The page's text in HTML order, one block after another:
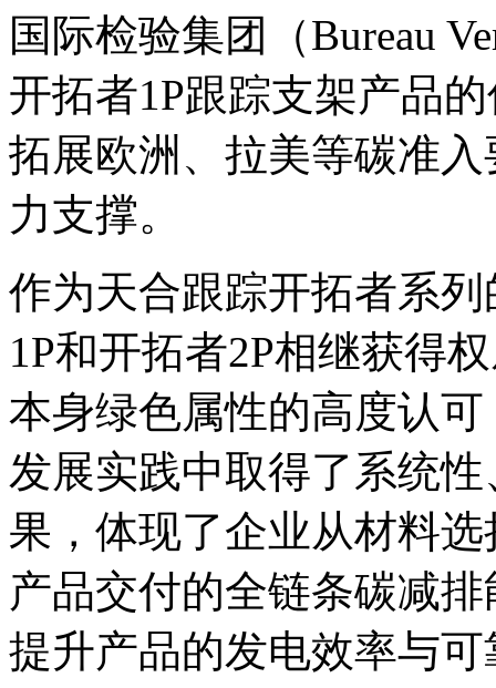
国际检验集团（Bureau
开拓者1P跟踪支架产品
拓展欧洲、拉美等碳准
力支撑。
作为天合跟踪开拓者系
1P和开拓者2P相继获得
本身绿色属性的高度认
发展实践中取得了系统
果，体现了企业从材料
产品交付的全链条碳减
提升产品的发电效率与